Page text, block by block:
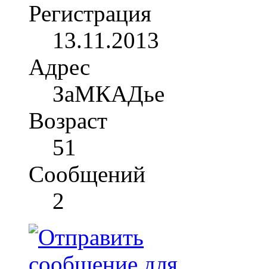
Регистрация
13.11.2013
Адрес
ЗаМКАДье
Возраст
51
Сообщений
2